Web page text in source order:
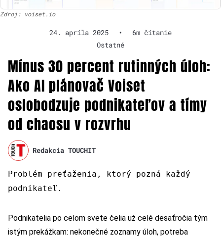
Zdroj: voiset.io
24. apríla 2025 •
6m čítanie
Ostatné
Mínus 30 percent rutinných úloh:
Ako AI plánovač Voiset
oslobodzuje podnikateľov a tímy
od chaosu v rozvrhu
Redakcia TOUCHIT
Problém preťaženia, ktorý pozná každý
podnikateľ.
Podnikatelia po celom svete čelia už celé desaťročia tým
istým prekážkam: nekonečné zoznamy úloh, potreba